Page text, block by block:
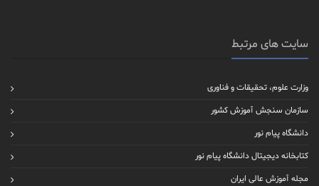
سایت های مرتبط
وزارت علوم، تحقیقات و فناوری
سازمان سنجش آموزش کشور
دانشگاه پیام نور
کتابخانه دیجیتال دانشگاه پیام نور
مجله آموزش عالی ایران